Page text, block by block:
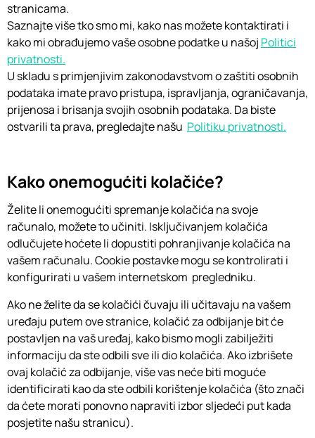
stranicama.
Saznajte više tko smo mi, kako nas možete kontaktirati i
kako mi obrađujemo vaše osobne podatke u našoj Politici
privatnosti.
U skladu s primjenjivim zakonodavstvom o zaštiti osobnih
podataka imate pravo pristupa, ispravljanja, ograničavanja,
prijenosa i brisanja svojih osobnih podataka. Da biste
ostvarili ta prava, pregledajte našu Politiku privatnosti.
Kako onemogućiti kolačiće?
Želite li onemogućiti spremanje kolačića na svoje
računalo, možete to učiniti. Isključivanjem kolačića
odlučujete hoćete li dopustiti pohranjivanje kolačića na
vašem računalu. Cookie postavke mogu se kontrolirati i
konfigurirati u vašem internetskom pregledniku.
Ako ne želite da se kolačići čuvaju ili učitavaju na vašem
uređaju putem ove stranice, kolačić za odbijanje bit će
postavljen na vaš uređaj, kako bismo mogli zabilježiti
informaciju da ste odbili sve ili dio kolačića. Ako izbrišete
ovaj kolačić za odbijanje, više vas neće biti moguće
identificirati kao da ste odbili korištenje kolačića (što znači
da ćete morati ponovno napraviti izbor sljedeći put kada
posjetite našu stranicu).